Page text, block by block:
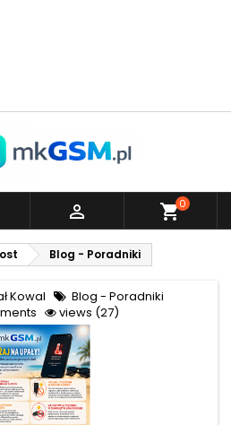
 shopping_cart0
Blog - Poradniki
Kowal
Blog - Poradniki
views (27)